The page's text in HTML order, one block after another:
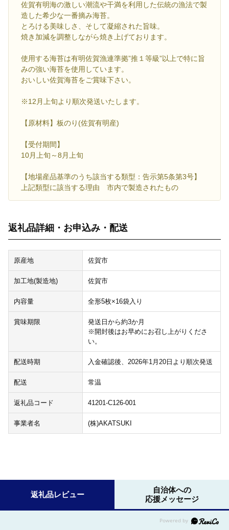
佐賀有明海の激しい潮流や干満を利用した伝統の漁法で製
造した希少な一番摘み海苔。
とろける美味しさ、そして凝縮された旨味。
焼き加減を調整しながら焼き上げております。
使用する海苔は有明佐賀漁連準拠”推１等級”以上で特に旨
みの強い海苔を使用しています。
おいしい佐賀海苔をご賞味下さい。
※12月上旬より順次発送いたします。
【原材料】板のり(佐賀有明産)
【受付期間】
10月上旬～8月上旬
【地場産品基準のうち該当する類型：告示第5条第3号】
上記類型に該当する理由 市内で製造されたもの
返礼品詳細・お申込み・配送
原産地 佐賀市
加工地(製造地) 佐賀市
内容量 全形5枚×16袋入り
賞味期限
発送日から約3か月
※開封後はお早めにお召し上がりくださ
い。
配送時期 入金確認後、2026年1月20日より順次発送
配送 常温
返礼品コード 41201-C126-001
事業者名 (株)AKATSUKI
返礼品レビュー
自治体への
応援メッセージ